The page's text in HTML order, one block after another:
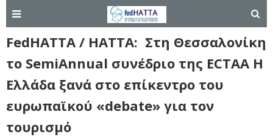
FedHATTA / HATTA: Στη Θεσσαλονίκη
το SemiAnnual συνέδριο της ECTAA Η
Ελλάδα ξανά στο επίκεντρο του
ευρωπαϊκού «debate» για τον
τουρισμό